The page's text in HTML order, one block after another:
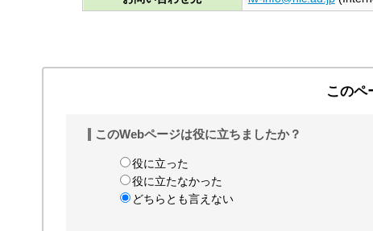
このペ
このWebページは役に立ちましたか？
役に立った
役に立たなかった
どちらとも言えない